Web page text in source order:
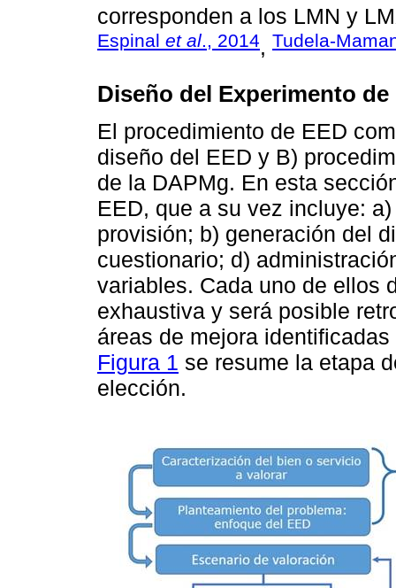
corresponden a los LMN y
Espinal et al., 2014, Tudela-
Diseño del Experimento de
El procedimiento de EED
diseño del EED y B)
de la DAPMg. En esta
EED, que a su vez incluye:
provisión; b) generación del
cuestionario; d)
variables. Cada uno de ellos
exhaustiva y será posible
áreas de mejora
Figura 1 se resume la etapa
elección.